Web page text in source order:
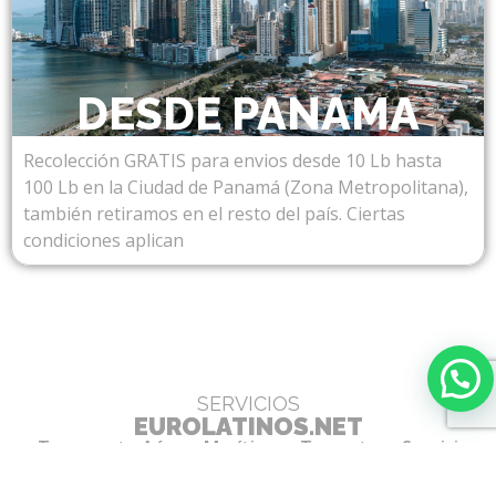
DESDE PANAMA
Recolección GRATIS para envios desde 10 Lb hasta
100 Lb en la Ciudad de Panamá (Zona Metropolitana),
también retiramos en el resto del país. Ciertas
condiciones aplican
SERVICIOS
EUROLATINOS.NET
• Transporte Aéreo, Marítimo y Terrestre • Servicio